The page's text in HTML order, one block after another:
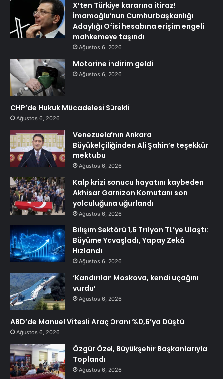
X’ten Türkiye kararına itiraz!
İmamoğlu’nun Cumhurbaşkanlığı
Adaylığı Ofisi hesabına erişim engeli
mahkemeye taşındı
Ağustos 6, 2026
Motorine indirim geldi
Ağustos 6, 2026
CHP’de Hukuk Mücadelesi Sürekli
Ağustos 6, 2026
Venezuela’nın Ankara
Büyükelçiliğinden Ali Şahin’e teşekkür
mektubu
Ağustos 6, 2026
Kalp krizi sonucu hayatını kaybeden
Akhisar Garnizon Komutanı son
yolculuğuna uğurlandı
Ağustos 6, 2026
Bilişim Sektörü 1,6 Trilyon TL’ye Ulaştı:
Büyüme Yavaşladı, Yapay Zekâ
Hızlandı
Ağustos 6, 2026
‘Kandırılan Moskova, kendi uçağını
vurdu’
Ağustos 6, 2026
ABD’de Manuel Vitesli Araç Oranı %0,6’ya Düştü
Ağustos 6, 2026
Özgür Özel, Büyükşehir Başkanlarıyla
Toplandı
Ağustos 6, 2026